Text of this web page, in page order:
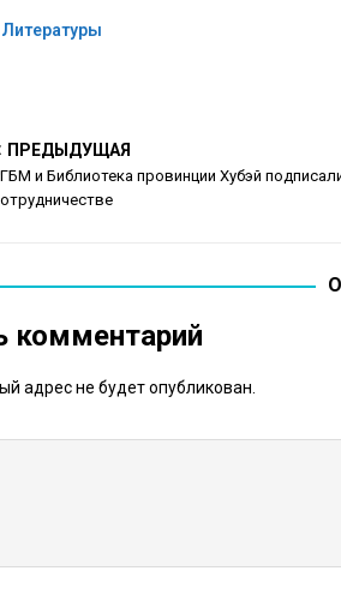
ПРЕДЫДУЩАЯ
и Библиотека провинции Хубэй
комментарий
адрес не будет опубликован.